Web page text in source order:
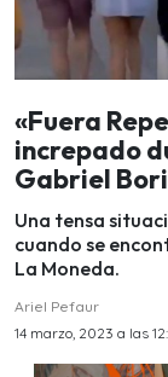
«Fuera
increpado
Gabriel
Una tensa
cuando se
La Moneda.
Ariel Pefaur
14 marzo, 2023 a las